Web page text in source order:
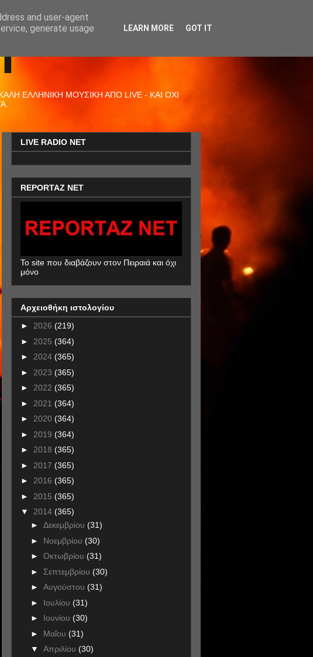
ΕΛΛΗΝΙΚΗ ΜΟΥΣΙΚΗ ΑΠΟ LIVE - ΚΑΙ ΟΧΙ
LIVE RADIO NET
REPORTAZ NET
To site που διαβάζουν στον Πειραιά και όχι
μόνο
Αρχειοθήκη ιστολογίου
► 2026 (219)
► 2025 (364)
► 2024 (365)
► 2023 (365)
► 2022 (365)
► 2021 (364)
► 2020 (364)
► 2019 (364)
► 2018 (365)
► 2017 (365)
► 2016 (365)
► 2015 (365)
▼ 2014 (365)
► Δεκεμβρίου (31)
► Νοεμβρίου (30)
► Οκτωβρίου (31)
► Σεπτεμβρίου (30)
► Αυγούστου (31)
► Ιουλίου (31)
► Ιουνίου (30)
► Μαΐου (31)
▼ Απριλίου (30)
and user-agent
generate usage
LEARN MORE GOT IT